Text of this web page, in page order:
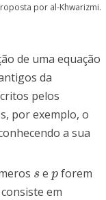
por al-Khwarizmi.
de uma equação
da
pelos
por exemplo, o
a sua
s
se p
pforem
em